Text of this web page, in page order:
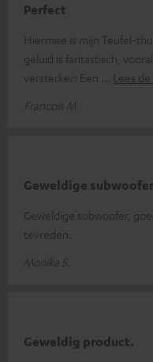
Perfect
Hiermee is mijn Teufel-
geluid is fantastisch,
versterker! Een
Lees
Francois M.
Geweldige subwoofer
Geweldige subwoofer,
tevreden.
Monika S.
Geweldig product.